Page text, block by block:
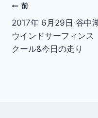
投
稿
ナ
前
2017年 6月29日 谷中
ウインドサーフィンス
クール&今日の走り